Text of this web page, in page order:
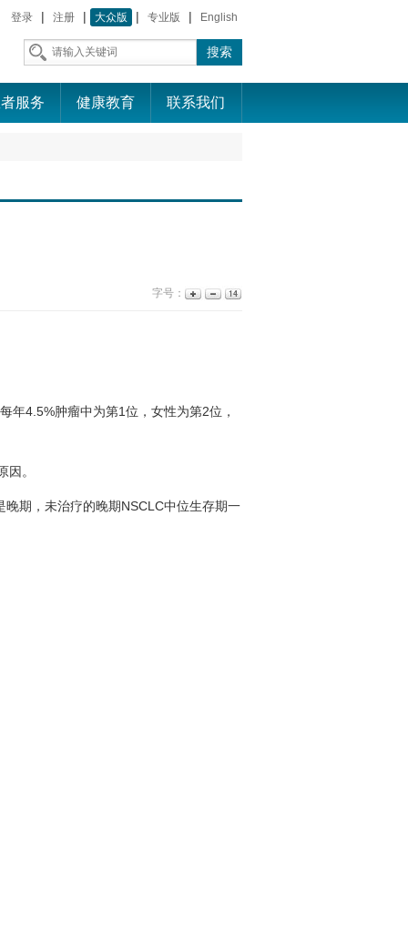
登录 | 注册 | 大众版 | 专业版 | English
服务 健康教育 联系我们
字号：
4.5%肿瘤中为第1位，女性为第2位，
。
期，未治疗的晚期NSCLC中位生存期一